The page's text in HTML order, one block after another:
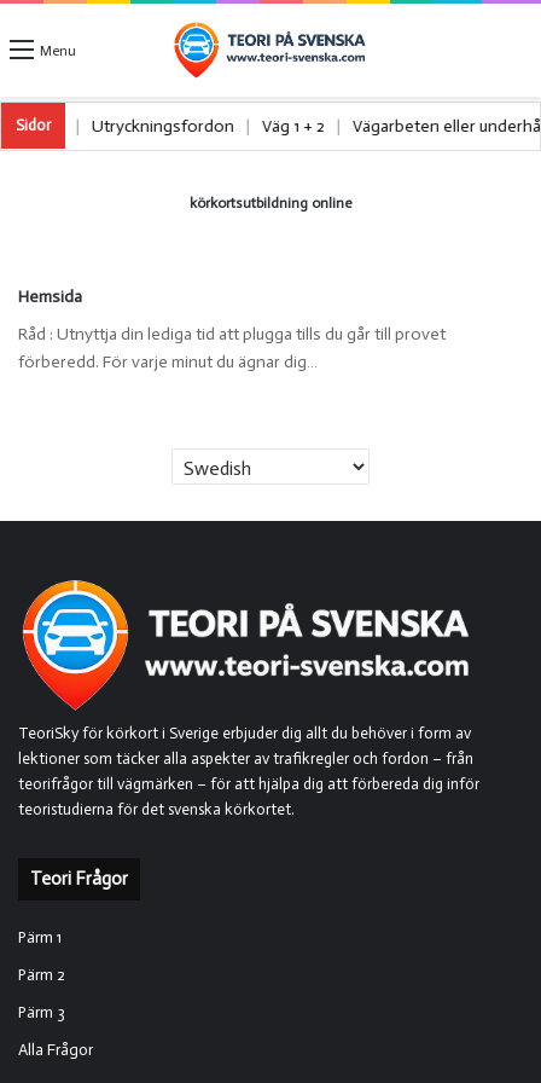
Menu
Sidor
lastbilar | Utryckningsfordon | Väg 1 + 2 | Vägarbeten eller
körkortsutbildning online
Hemsida
Råd : Utnyttja din lediga tid att plugga tills du går till provet
förberedd. För varje minut du ägnar dig…
TeoriSky för körkort i Sverige erbjuder dig allt du behöver i form av
lektioner som täcker alla aspekter av trafikregler och fordon – från
teorifrågor till vägmärken – för att hjälpa dig att förbereda dig inför
teoristudierna för det svenska körkortet.
Teori Frågor
Pärm 1
Pärm 2
Pärm 3
Alla Frågor